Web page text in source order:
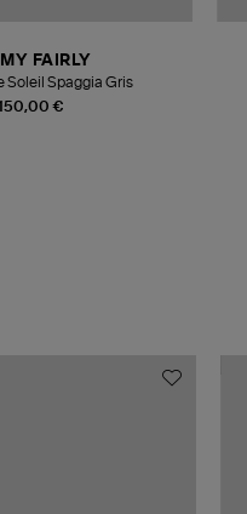
€
FAIRLY
Soleil Spaggia Gris